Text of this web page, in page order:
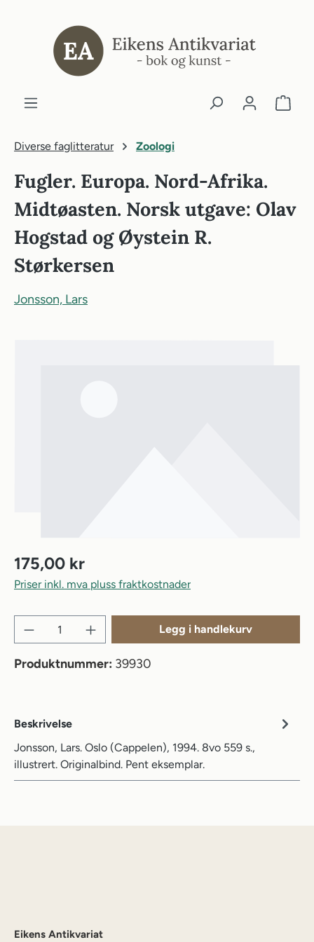
Diverse faglitteratur Zoologi
Fugler. Europa. Nord-Afrika.
Midtøasten. Norsk utgave: Olav
Hogstad og Øystein R.
Størkersen
Jonsson, Lars
175,00 kr
Priser inkl. mva pluss fraktkostnader
Produktmengde: Angi ønsket mengde
Legg i handlekurv
Produktnummer: 39930
Beskrivelse
Jonsson, Lars. Oslo (Cappelen), 1994. 8vo 559 s.,
illustrert. Originalbind. Pent eksemplar.
Eikens Antikvariat